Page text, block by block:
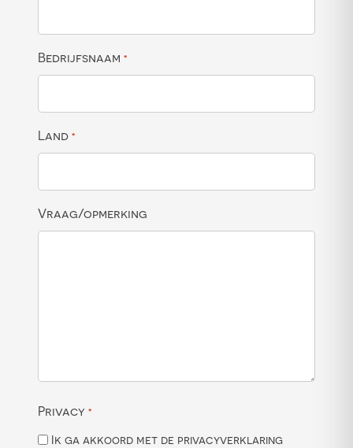
Bedrijfsnaam *
Land *
Vraag/opmerking
Privacy *
Ik ga akkoord met de privacyverklaring